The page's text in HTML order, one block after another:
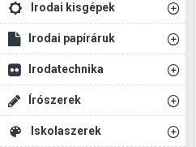
Irodai kisgépek
Irodai papíráruk
Irodatechnika
Írószerek
Iskolaszerek